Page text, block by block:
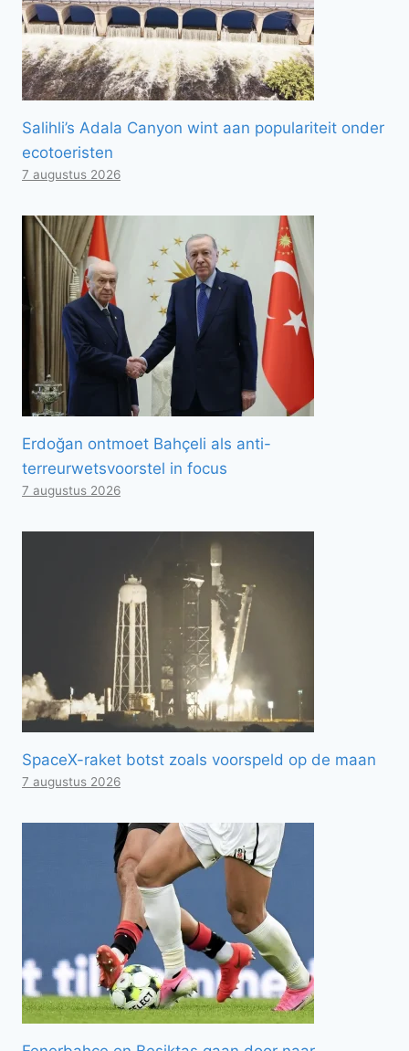
Salihli’s Adala Canyon wint aan populariteit onder
ecotoeristen
7 augustus 2026
Erdoğan ontmoet Bahçeli als anti-
terreurwetsvoorstel in focus
7 augustus 2026
SpaceX-raket botst zoals voorspeld op de maan
7 augustus 2026